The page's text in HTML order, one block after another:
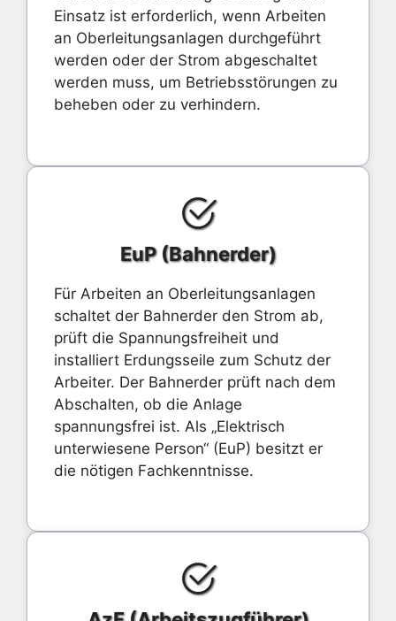
Einsatz ist erforderlich, wenn Arbeiten
an Oberleitungsanlagen durchgeführt
werden oder der Strom abgeschaltet
werden muss, um Betriebsstörungen zu
beheben oder zu verhindern.
EuP (Bahnerder)
Für Arbeiten an Oberleitungsanlagen
schaltet der Bahnerder den Strom ab,
prüft die Spannungsfreiheit und
installiert Erdungsseile zum Schutz der
Arbeiter. Der Bahnerder prüft nach dem
Abschalten, ob die Anlage
spannungsfrei ist. Als „Elektrisch
unterwiesene Person“ (EuP) besitzt er
die nötigen Fachkenntnisse.